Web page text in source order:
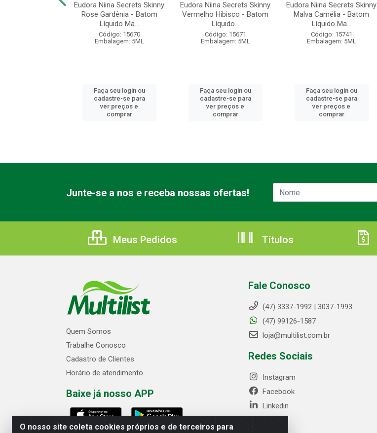
Eudora Niina Secrets Skinny
Rose Gardênia - Batom
Líquido Ma...
Código: 15670
Embalagem: 5ML
Faça seu login ou
cadastre-se para
ver preços e
comprar
Eudora Niina Secrets Skinny
Vermelho Hibisco - Batom
Líquido...
Código: 15671
Embalagem: 5ML
Faça seu login ou
cadastre-se para
ver preços e
comprar
Eudora Niina Secrets Skinny
Malva Camélia - Batom
Líquido Ma...
Código: 15741
Embalagem: 5ML
Faça seu login ou
cadastre-se para
ver preços e
comprar
O nosso site coleta cookies próprios e de terceiros para
Junte-se a nos e receba nossas ofertas!
Meus Pedidos Títulos
Quem Somos
Trabalhe Conosco
Cadastro de Clientes
Horário de atendimento
Baixe já nosso APP
Fale Conosco
(47) 3337-1992 | 3037-1993
(47) 99126-1587
loja@multilist.com.br
Redes Sociais
Instagram
Facebook
Linkedin